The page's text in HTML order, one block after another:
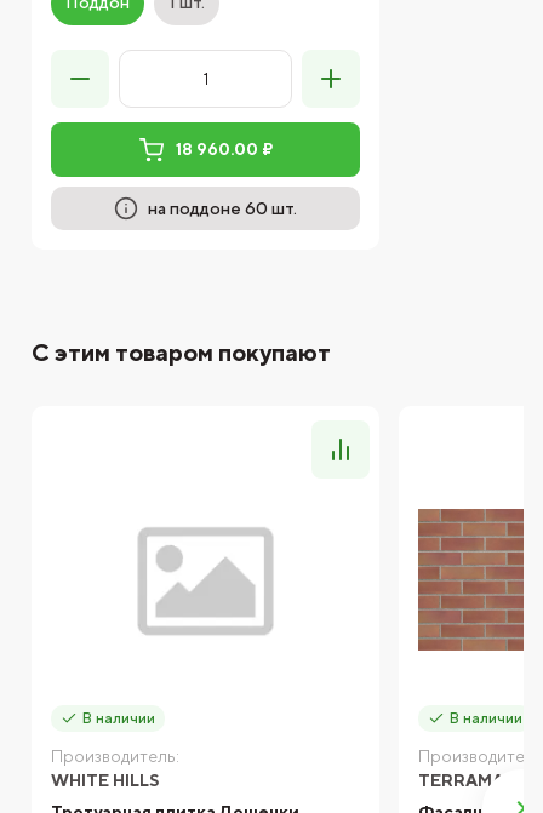
18 960.00 ₽
на поддоне 60 шт.
С этим товаром покупают
В наличии
Производитель:
WHITE HILLS
В наличии
TERRAMATIC